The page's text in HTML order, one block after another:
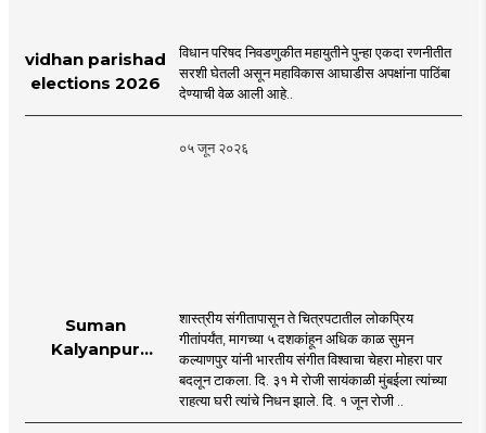
vidhan parishad
elections 2026
विधान परिषद निवडणुकीत महायुतीने पुन्हा एकदा रणनीतीत
सरशी घेतली असून महाविकास आघाडीस अपक्षांना पाठिंबा
देण्याची वेळ आली आहे..
०५ जून २०२६
Suman
Kalyanpur
mumbai |
शास्त्रीय संगीतापासून ते चित्रपटातील लोकप्रिय
गीतांपर्यंत, मागच्या ५ दशकांहून अधिक काळ सुमन
कल्याणपुर यांनी भारतीय संगीत विश्वाचा चेहरा मोहरा पार
बदलून टाकला. दि. ३१ मे रोजी सायंकाळी मुंबईला त्यांच्या
राहत्या घरी त्यांचे निधन झाले. दि. १ जून रोजी ..